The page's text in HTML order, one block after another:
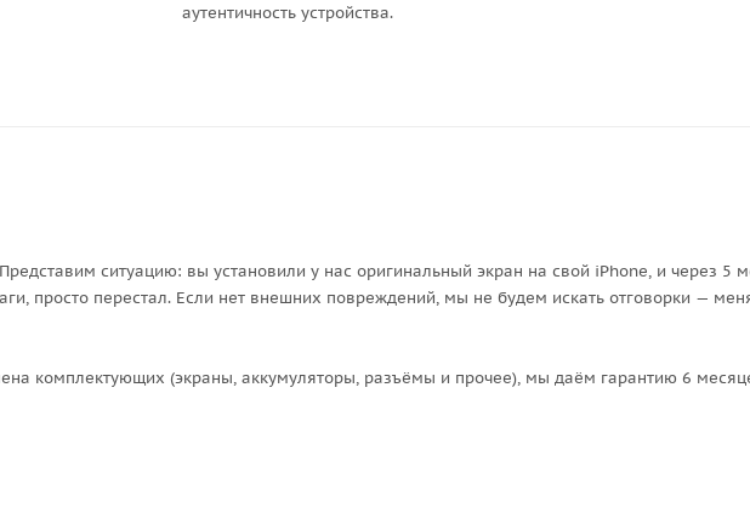
аутентичность устройства.
ситуацию: вы установили у нас оригинальный экран на свой iPhone, и через 5
просто перестал. Если нет внешних повреждений, мы не будем искать отговорки —
комплектующих (экраны, аккумуляторы, разъёмы и прочее), мы даём гарантию 6